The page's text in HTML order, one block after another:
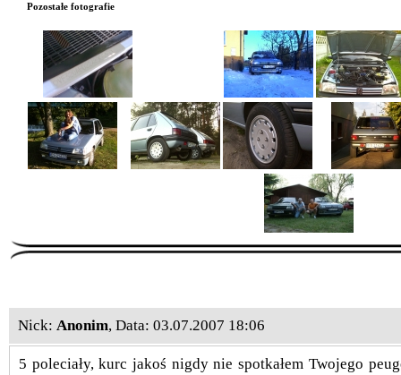
Pozostałe fotografie
Nick: Anonim, Data: 03.07.2007 18:06
5 poleciały, kurc jakoś nigdy nie spotkałem Twojego